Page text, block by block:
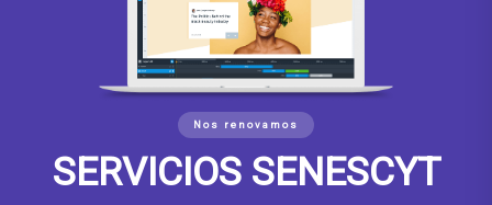
Nos renovamos
SERVICIOS SENESCYT